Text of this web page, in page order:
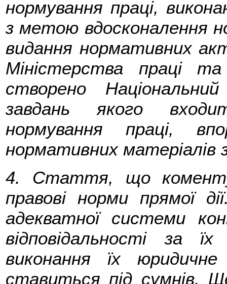
нормування праці,
з метою вдосконалення
видання нормативних
Міністерства праці та
створено
завдань якого
нормування праці,
нормативних матеріалів
4. Стаття, що
правові норми прямої
адекватної системи
відповідальності за
виконання їх
ставиться під сумнів.